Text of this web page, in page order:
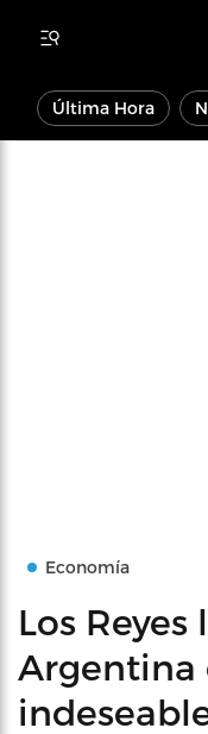
Última Hora
Economía
Los Reyes
Argentina